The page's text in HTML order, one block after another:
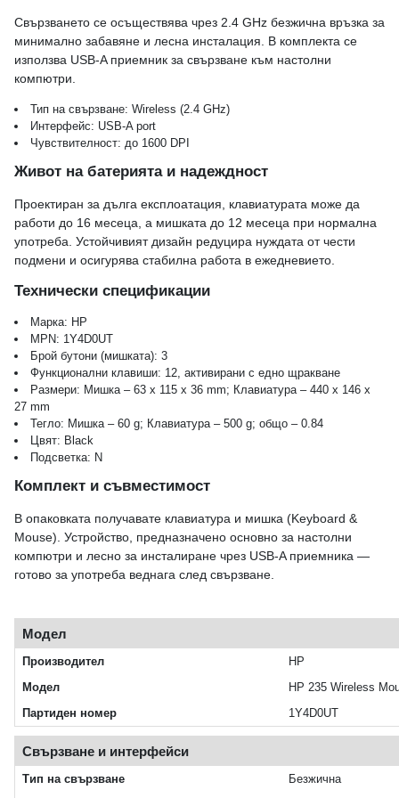
Свързването се осъществява чрез 2.4 GHz безжична връзка за
минимално забавяне и лесна инсталация. В комплекта се
използва USB-A приемник за свързване към настолни
компютри.
Тип на свързване: Wireless (2.4 GHz)
Интерфейс: USB-A port
Чувствителност: до 1600 DPI
Живот на батерията и надеждност
Проектиран за дълга експлоатация, клавиатурата може да
работи до 16 месеца, а мишката до 12 месеца при нормална
употреба. Устойчивият дизайн редуцира нуждата от чести
подмени и осигурява стабилна работа в ежедневието.
Технически спецификации
Марка: HP
MPN: 1Y4D0UT
Брой бутони (мишката): 3
Функционални клавиши: 12, активирани с едно щракване
Размери: Мишка – 63 x 115 x 36 mm; Клавиатура – 440 x 146 x
27 mm
Тегло: Мишка – 60 g; Клавиатура – 500 g; общо – 0.84
Цвят: Black
Подсветка: N
Комплект и съвместимост
В опаковката получавате клавиатура и мишка (Keyboard &
Mouse). Устройство, предназначено основно за настолни
компютри и лесно за инсталиране чрез USB-A приемника —
готово за употреба веднага след свързване.
Модел
Производител
HP
Модел
HP 235 Wireless
Партиден номер
1Y4D0UT
Свързване и интерфейси
Тип на свързване
Безжична